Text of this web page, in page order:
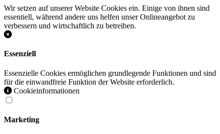
Wir setzen auf unserer Website Cookies ein. Einige von ihnen sind
essentiell, während andere uns helfen unser Onlineangebot zu
verbessern und wirtschaftlich zu betreiben.
Essenziell
Essenzielle Cookies ermöglichen grundlegende Funktionen und sind
für die einwandfreie Funktion der Website erforderlich.
Cookieinformationen
Marketing